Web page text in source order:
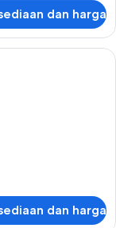
dan harga
Basic | Setrika/meja
dan harga